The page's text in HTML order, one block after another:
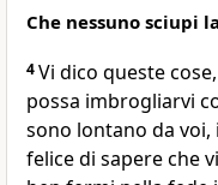
Che nessuno sciupi
4Vi dico queste
possa imbrogliarvi
sono lontano da voi,
felice di sapere che